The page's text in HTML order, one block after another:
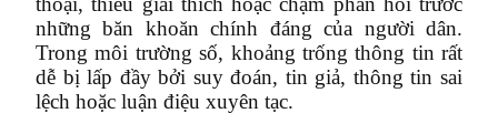
những băn khoăn chính đáng của người dân.
Trong môi trường số, khoảng trống thông tin rất
dễ bị lấp đầy bởi suy đoán, tin giả, thông tin sai
lệch hoặc luận điệu xuyên tạc.